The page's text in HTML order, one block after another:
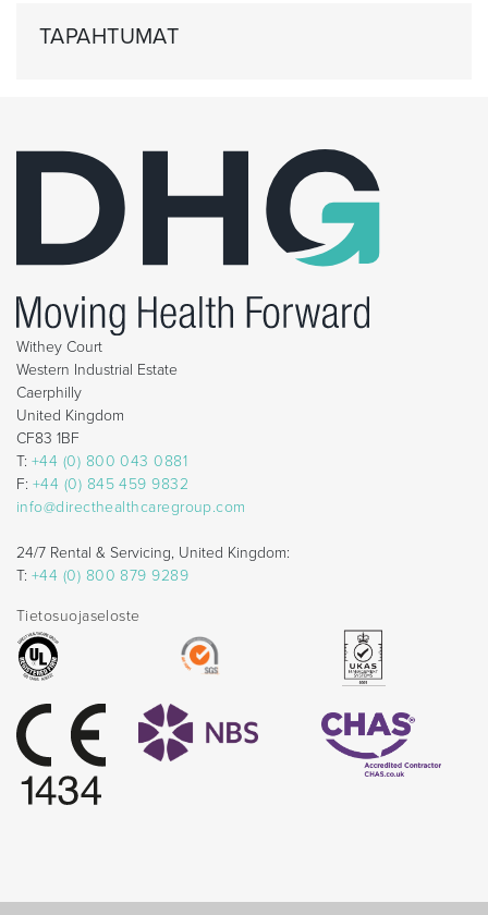
TAPAHTUMAT
Withey Court
Western Industrial Estate
Caerphilly
United Kingdom
CF83 1BF
T: +44 (0) 800 043 0881
F: +44 (0) 845 459 9832
info@directhealthcaregroup.com
24/7 Rental & Servicing, United Kingdom:
T: +44 (0) 800 879 9289
Tietosuojaseloste